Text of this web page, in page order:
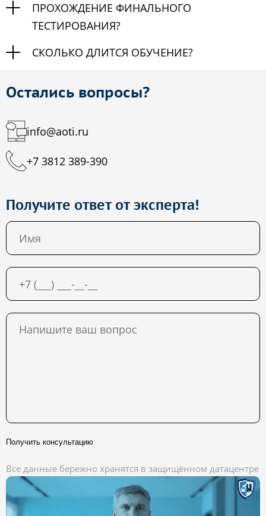
ПРОХОЖДЕНИЕ ФИНАЛЬНОГО
ТЕСТИРОВАНИЯ?
СКОЛЬКО ДЛИТСЯ ОБУЧЕНИЕ?
Остались вопросы?
info@aoti.ru
+7 3812 389-390
Получите ответ от эксперта!
Получить консультацию
Все данные бережно хранятся в защищённом датацентре